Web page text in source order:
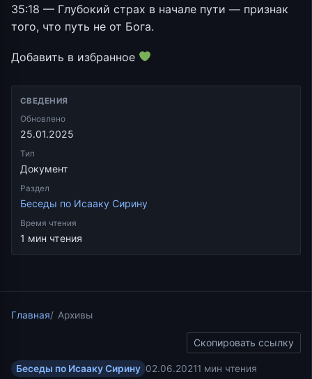
35:18 — Глубокий страх в начале пути — признак
того, что путь не от Бога.
Добавить в избранное
СВЕДЕНИЯ
Обновлено
25.01.2025
Тип
Документ
Раздел
Беседы по Исааку Сирину
Время чтения
1 мин чтения
Главная Архивы
Скопировать ссылку
Беседы по Исааку Сирину 02.06.20211 мин чтения